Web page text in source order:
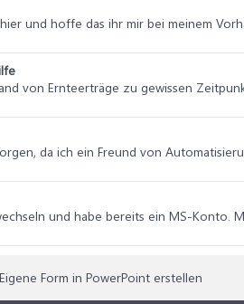
und hoffe das ihr mir bei meinem
von Ernteerträge zu gewissen
da ich ein Freund von
und habe bereits ein MS-Konto.
Eigene Form in PowerPoint erstellen